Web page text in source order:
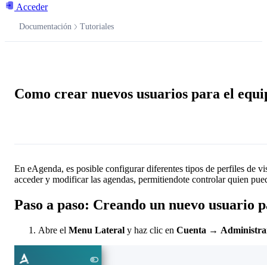
Acceder
Documentación Tutoriales
Como crear nuevos usuarios para el
En eAgenda, es posible configurar diferentes tipos de perfiles de
acceder y modificar las agendas, permitiendote controlar quien
Paso a paso: Creando un nuevo usuario
Abre el Menu Lateral y haz clic en Cuenta →